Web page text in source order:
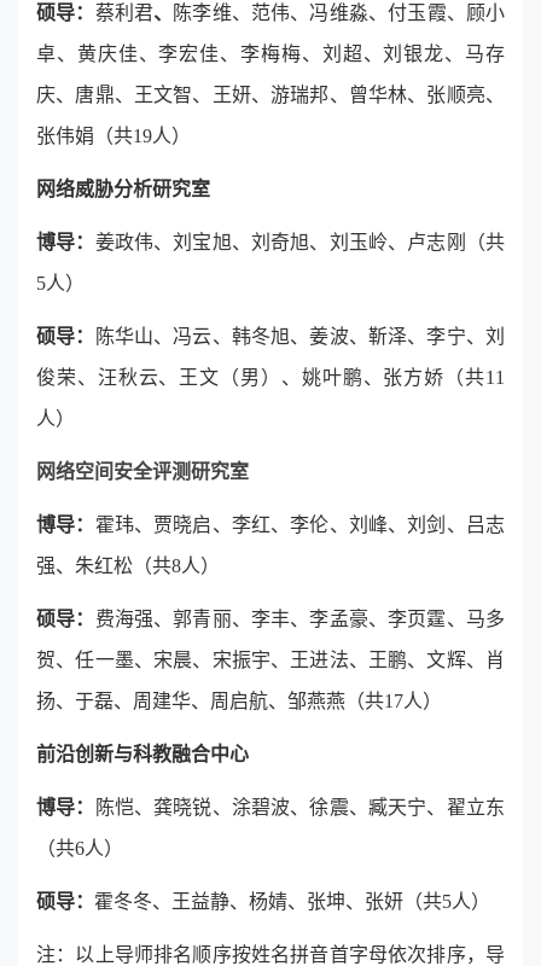
硕导： 蔡利君、
陈李维、范伟、冯维淼、付玉霞、顾小
卓、黄庆佳、李宏佳、李梅梅、刘超、刘银龙、马存
庆、唐鼎、王文智、王妍、游瑞邦、曾华林、张顺亮、
张伟娟（共19人）
网络威胁分析研究室
博导： 姜政伟、刘宝旭、刘奇旭、刘玉岭、卢志刚（共
5人）
硕导：
陈华山、冯云、韩冬旭、姜波、靳泽、李宁、刘
俊荣、汪秋云、王文（男）、姚叶鹏、张方娇（共11
人）
网络空间安全评测研究室
博导： 霍玮、贾晓启、李红、李伦、刘峰、刘剑、吕志
强、朱红松（共8人）
硕导： 费海强、郭青丽、李丰、李孟豪、李页霆、马多
贺、任一墨、宋晨、宋振宇、王进法、王鹏、文辉、肖
扬、于磊、周建华、周启航、邹燕燕（共17人）
前沿创新与科教融合中心
博导：
陈恺、龚晓锐、涂碧波、徐震、臧天宁、翟立东
（共6人）
硕导： 霍冬冬、王益静、杨婧、张坤、张妍（共5人）
注：以上导师排名顺序按姓名拼音首字母依次排序，导